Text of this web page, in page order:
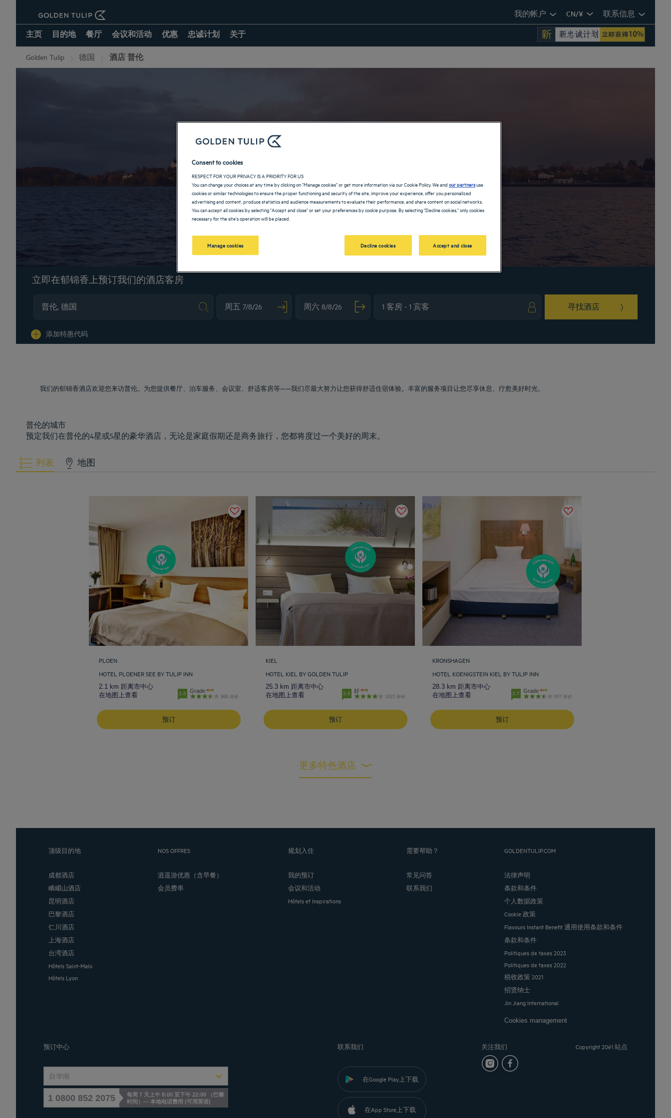
我的帐户 CN/¥ 联系信息
主页 目的地 餐厅 会议和活动 优惠 忠诚计划 关于
Golden Tulip 德国 酒店 普伦
普伦的酒店
返回德国页面
立即在郁锦香上预订我们的酒店客房
寻找酒店
添加特惠代码
我们的郁锦香酒店欢迎您来访普伦。为您提供餐厅、泊车服务、会议室、舒适客房等——我们尽最大努力让您获得舒适住宿体验。丰富的服务项目让您尽享休息、疗愈美好时光。
普伦的城市
预定我们在普伦的4星或5星的豪华酒店，无论是家庭假期还是商务旅行，您都将度过一个美好的周末。
列表 地图
PLOEN
HOTEL PLOENER SEE BY TULIP INN
2.1 km 距离市中心
在地图上查看
3.6 Grade
968 评价
预订
KIEL
HOTEL KIEL BY GOLDEN TULIP
25.3 km 距离市中心
在地图上查看
3.8 好
1915 评价
预订
KRONSHAGEN
HOTEL KOENIGSTEIN KIEL BY TULIP INN
28.3 km 距离市中心
在地图上查看
3.7 Grade
657 评价
预订
更多特色酒店
顶级目的地
成都酒店
峨嵋山酒店
昆明酒店
巴黎酒店
仁川酒店
上海酒店
台湾酒店
Hôtels Saint-Malo
Hôtels Lyon
NOS OFFRES
逍遥游优惠（含早餐）
会员费率
规划入住
我的预订
会议和活动
Hôtels et Inspirations
需要帮助？
常见问答
联系我们
GOLDENTULIP.COM
法律声明
条款和条件
个人数据政策
Cookie 政策
Flavours Instant Benefit 通用使用条款和条件
条款和条件
Politiques de taxes 2023
Politiques de taxes 2022
税收政策 2021
招贤纳士
Jin Jiang International
Cookies management
预订中心
自华南
1 0800 852 2075
每周 7 天上午 8:00 至下午 22:00 （巴黎
时间）— 本地电话费用 (可用英语)
联系我们
在Google Play上下载
在App Store上下载
关注我们 Copyright 20é1 站点
Consent to cookies
RESPECT FOR YOUR PRIVACY IS A PRIORITY FOR US
You can change your choices at any time by clicking on "Manage cookies" or get more information via our Cookie Policy. We andour partnersuse
cookies or similar technologies to ensure the proper functioning and security of the site, improve your experience, offer you personalized
advertising and content, produce statistics and audience measurements to evaluate their performance, and share content on social networks.
You can accept all cookies by selecting "Accept and close" or set your preferences by cookie purpose. By selecting "Decline cookies," only cookies
necessary for the site's operation will be placed.
Manage cookies Decline cookies Accept and close